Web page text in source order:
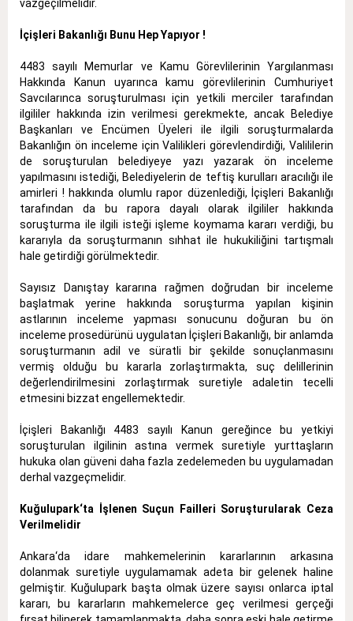
vazgeçilmelidir.
İçişleri Bakanlığı Bunu Hep Yapıyor !
4483 sayılı Memurlar ve Kamu Görevlilerinin Yargılanması
Hakkında Kanun uyarınca kamu görevlilerinin Cumhuriyet
Savcılarınca soruşturulması için yetkili merciler tarafından
ilgililer hakkında izin verilmesi gerekmekte, ancak Belediye
Başkanları ve Encümen Üyeleri ile ilgili soruşturmalarda
Bakanlığın ön inceleme için Valilikleri görevlendirdiği, Valililerin
de soruşturulan belediyeye yazı yazarak ön inceleme
yapılmasını istediği, Belediyelerin de teftiş kurulları aracılığı ile
amirleri ! hakkında olumlu rapor düzenlediği, İçişleri Bakanlığı
tarafından da bu rapora dayalı olarak ilgililer hakkında
soruşturma ile ilgili isteği işleme koymama kararı verdiği, bu
kararıyla da soruşturmanın sıhhat ile hukukiliğini tartışmalı
hale getirdiği görülmektedir.
Sayısız Danıştay kararına rağmen doğrudan bir inceleme
başlatmak yerine hakkında soruşturma yapılan kişinin
astlarının inceleme yapması sonucunu doğuran bu ön
inceleme prosedürünü uygulatan İçişleri Bakanlığı, bir anlamda
soruşturmanın adil ve süratli bir şekilde sonuçlanmasını
vermiş olduğu bu kararla zorlaştırmakta, suç delillerinin
değerlendirilmesini zorlaştırmak suretiyle adaletin tecelli
etmesini bizzat engellemektedir.
İçişleri Bakanlığı 4483 sayılı Kanun gereğince bu yetkiyi
soruşturulan ilgilinin astına vermek suretiyle yurttaşların
hukuka olan güveni daha fazla zedelemeden bu uygulamadan
derhal vazgeçmelidir.
Kuğulupark‘ta İşlenen Suçun Failleri Soruşturularak Ceza
Verilmelidir
Ankara‘da idare mahkemelerinin kararlarının arkasına
dolanmak suretiyle uygulamamak adeta bir gelenek haline
gelmiştir. Kuğulupark başta olmak üzere sayısı onlarca iptal
kararı, bu kararların mahkemelerce geç verilmesi gerçeği